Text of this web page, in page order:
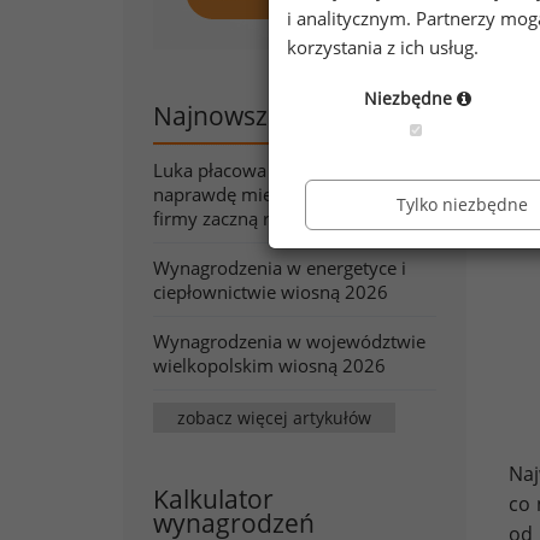
Najnowsze artykuły
Luka płacowa pod lupą. Co
naprawdę mierzy wskaźnik, który
firmy zaczną raportować?
Wynagrodzenia w energetyce i
ciepłownictwie wiosną 2026
Wynagrodzenia w województwie
wielkopolskim wiosną 2026
zobacz więcej artykułów
Kalkulator
wynagrodzeń
co
od
i analitycznym. Partnerzy
korzystania z ich usług.
Niezbędne
Tylko niezbędne